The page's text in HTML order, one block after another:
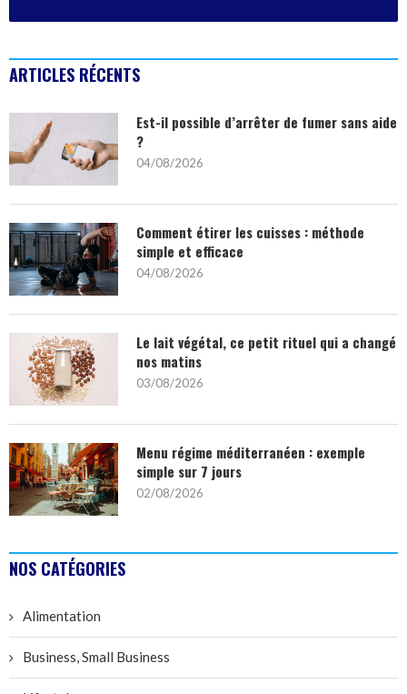
ARTICLES RÉCENTS
Est-il possible d’arrêter de fumer sans aide
?
04/08/2026
Comment étirer les cuisses : méthode
simple et efficace
04/08/2026
Le lait végétal, ce petit rituel qui a changé
nos matins
03/08/2026
Menu régime méditerranéen : exemple
simple sur 7 jours
02/08/2026
NOS CATÉGORIES
Alimentation
Business, Small Business